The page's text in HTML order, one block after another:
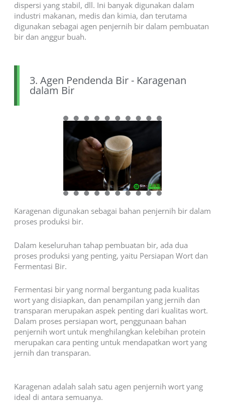
dispersi yang stabil, dll. Ini banyak digunakan dalam
industri makanan, medis dan kimia, dan terutama
digunakan sebagai agen penjernih bir dalam pembuatan
bir dan anggur buah.
3. Agen Pendenda Bir - Karagenan
dalam Bir
Karagenan digunakan sebagai bahan penjernih bir dalam
proses produksi bir.
Dalam keseluruhan tahap pembuatan bir, ada dua
proses produksi yang penting, yaitu Persiapan Wort dan
Fermentasi Bir.
Fermentasi bir yang normal bergantung pada kualitas
wort yang disiapkan, dan penampilan yang jernih dan
transparan merupakan aspek penting dari kualitas wort.
Dalam proses persiapan wort, penggunaan bahan
penjernih wort untuk menghilangkan kelebihan protein
merupakan cara penting untuk mendapatkan wort yang
jernih dan transparan.
Karagenan adalah salah satu agen penjernih wort yang
ideal di antara semuanya.